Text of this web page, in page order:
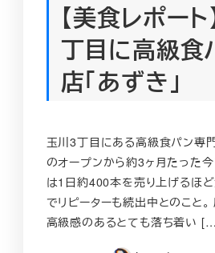
【美食レポー
丁目に高級食
店「あずき」
玉川3丁目にある高級食パン専門
のオープンから約3ヶ月たった今
は1日約400本を売り上げるほ
でリピーターも続出中とのこと
高級感のあるとても落ち着い